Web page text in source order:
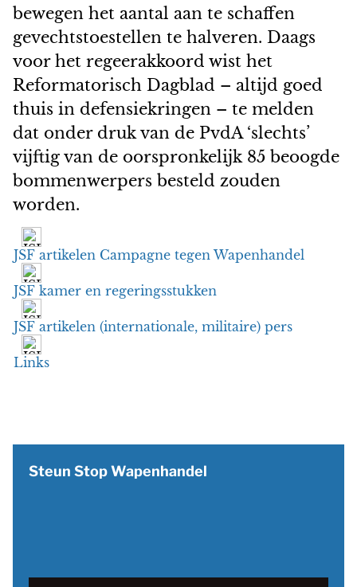
bewegen het aantal aan te schaffen
gevechtstoestellen te halveren. Daags
voor het regeerakkoord wist het
Reformatorisch Dagblad – altijd goed
thuis in defensiekringen – te melden
dat onder druk van de PvdA ‘slechts’
vijftig van de oorspronkelijk 85 beoogde
bommenwerpers besteld zouden
worden.
JSF artikelen Campagne tegen Wapenhandel
JSF kamer en regeringsstukken
JSF artikelen (internationale, militaire) pers
Links
Steun Stop Wapenhandel